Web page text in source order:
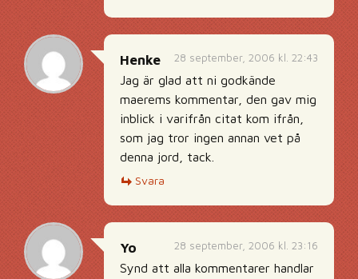
28 september, 2006 kl. 22:43
Henke
Jag är glad att ni godkände
maerems kommentar, den gav mig
inblick i varifrån citat kom ifrån,
som jag tror ingen annan vet på
denna jord, tack.
Svara
28 september, 2006 kl. 23:16
Yo
Synd att alla kommentarer handlar